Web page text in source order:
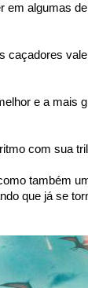
em algumas
caçadores
e a mais
com sua
também
que já se